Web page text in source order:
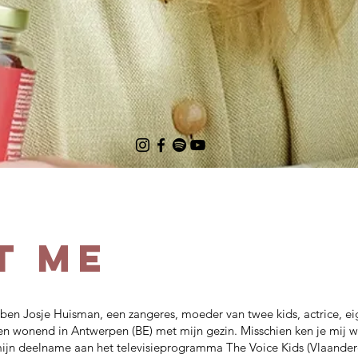
ME
Josje Huisman, een zangeres, moeder van twee kids, actrice,
wonend in Antwerpen (BE) met mijn gezin. Misschien ken je mij
deelname aan het televisieprogramma The Voice Kids